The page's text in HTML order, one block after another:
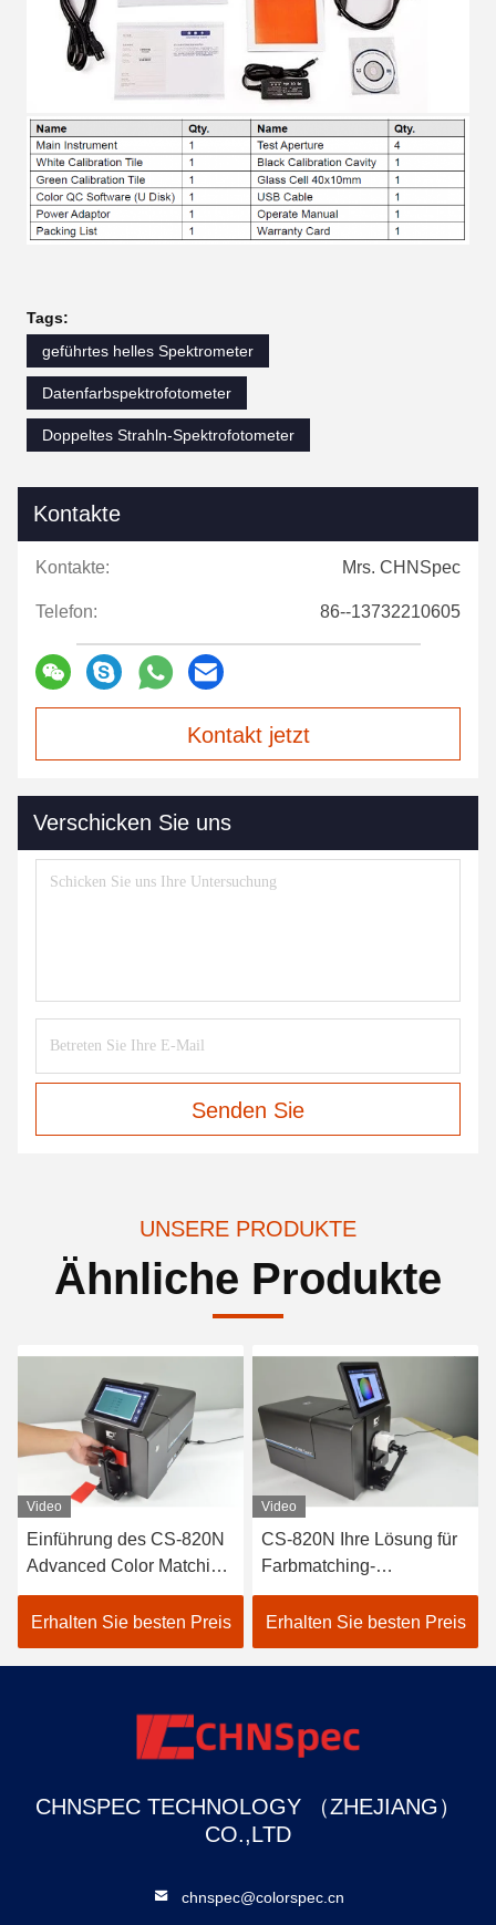
Tags:
geführtes helles Spektrometer
Datenfarbspektrofotometer
Doppeltes Strahln-Spektrofotometer
Kontakte
Kontakte: Mrs. CHNSpec
Telefon: 86--13732210605
Kontakt jetzt
Verschicken Sie uns
Senden Sie
UNSERE PRODUKTE
Ähnliche Produkte
Video
Einführung des CS-820N
Advanced Color Matching
Spectrophotometers
Erhalten Sie besten Preis
Video
CS-820N Ihre Lösung für
Farbmatching-
Spektrophotometer
Erhalten Sie besten Preis
CHNSPEC TECHNOLOGY （ZHEJIANG）
CO.,LTD
chnspec@colorspec.cn